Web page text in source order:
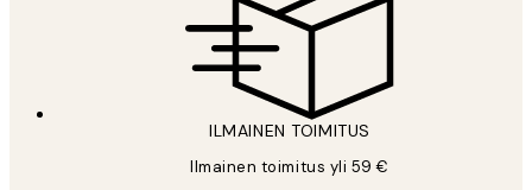
ILMAINEN TOIMITUS
Ilmainen toimitus yli 59 €